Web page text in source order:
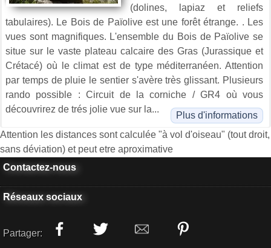
(dolines, lapiaz et reliefs
tabulaires). Le Bois de Païolive est une forêt étrange. . Les
vues sont magnifiques. L'ensemble du Bois de Païolive se
situe sur le vaste plateau calcaire des Gras (Jurassique et
Crétacé) où le climat est de type méditerranéen. Attention
par temps de pluie le sentier s'avère très glissant. Plusieurs
rando possible : Circuit de la corniche / GR4 où vous
découvrirez de trés jolie vue sur la...
Plus d'informations
Attention les distances sont calculée "à vol d'oiseau" (tout droit,
sans déviation) et peut etre aproximative
Contactez-nous
Réseaux sociaux
Partager: